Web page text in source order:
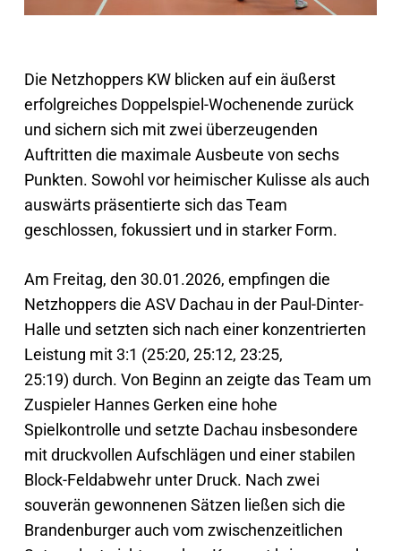
Die Netzhoppers KW blicken auf ein äußerst
erfolgreiches Doppelspiel-Wochenende zurück
und sichern sich mit zwei überzeugenden
Auftritten die maximale Ausbeute von sechs
Punkten. Sowohl vor heimischer Kulisse als auch
auswärts präsentierte sich das Team
geschlossen, fokussiert und in starker Form.
Am Freitag, den 30.01.2026, empfingen die
Netzhoppers die ASV Dachau in der Paul-Dinter-
Halle und setzten sich nach einer konzentrierten
Leistung mit 3:1 (25:20, 25:12, 23:25,
25:19) durch. Von Beginn an zeigte das Team um
Zuspieler Hannes Gerken eine hohe
Spielkontrolle und setzte Dachau insbesondere
mit druckvollen Aufschlägen und einer stabilen
Block-Feldabwehr unter Druck. Nach zwei
souverän gewonnenen Sätzen ließen sich die
Brandenburger auch vom zwischenzeitlichen